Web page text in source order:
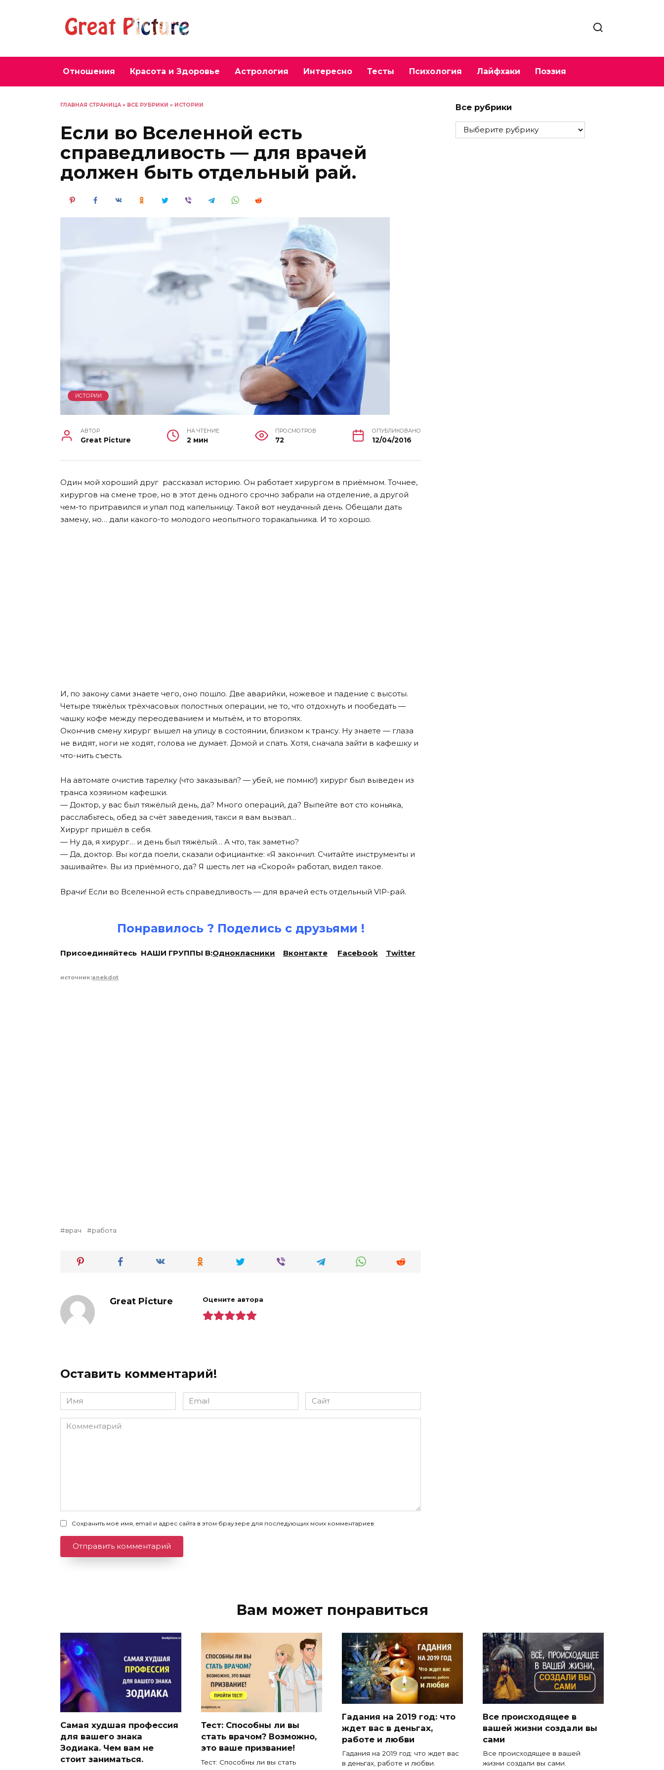
Отношения Красота и Здоровье Астрология Интересно Тесты Психология Лайфхаки Поэзия
ГЛАВНАЯ СТРАНИЦА » ВСЕ РУБРИКИ » ИСТОРИИ
Если во Вселенной есть
справедливость — для врачей
должен быть отдельный рай.
ИСТОРИИ
АВТОР
Great Picture
НА ЧТЕНИЕ
2 мин
ПРОСМОТРОВ
72
ОПУБЛИКОВАНО
12/04/2016
Один мой хороший друг рассказал историю. Он работает хирургом в приёмном. Точнее,
хирургов на смене трое, но в этот день одного срочно забрали на отделение, а другой
чем-то притравился и упал под капельницу. Такой вот неудачный день. Обещали дать
замену, но… дали какого-то молодого неопытного торакальника. И то хорошо.
И, по закону сами знаете чего, оно пошло. Две аварийки, ножевое и падение с высоты.
Четыре тяжёлых трёхчасовых полостных операции, не то, что отдохнуть и пообедать —
чашку кофе между переодеванием и мытьём, и то второпях.
Окончив смену хирург вышел на улицу в состоянии, близком к трансу. Ну знаете — глаза
не видят, ноги не ходят, голова не думает. Домой и спать. Хотя, сначала зайти в кафешку и
что-нить съесть.
На автомате очистив тарелку (что заказывал? — убей, не помню!) хирург был выведен из
транса хозяином кафешки.
— Доктор, у вас был тяжёлый день, да? Много операций, да? Выпейте вот сто коньяка,
расслабьтесь, обед за счёт заведения, такси я вам вызвал…
Хирург пришёл в себя.
— Ну да, я хирург… и день был тяжёлый… А что, так заметно?
— Да, доктор. Вы когда поели, сказали официантке: «Я закончил. Считайте инструменты и
зашивайте». Вы из приёмного, да? Я шесть лет на «Скорой» работал, видел такое.
Врачи! Если во Вселенной есть справедливость — для врачей есть отдельный VIP-рай.
Понравилось ? Поделись с друзьями !
Присоединяйтесь НАШИ ГРУППЫ В:Однокласники Вконтакте Facebook Twitter
источник:anekdot
врач работа
Great Picture Оцените автора
Оставить комментарий!
Имя
*
Email
*
Сайт
Комментарий
Сохранить моё имя, email и адрес сайта в этом браузере для последующих моих комментариев.
Все рубрики
Все
рубрики
Вам может понравиться
Самая худшая профессия
для вашего знака
Зодиака. Чем вам не
стоит заниматься.
Тест: Способны ли вы
стать врачом? Возможно,
это ваше призвание!
Тест: Способны ли вы стать
Гадания на 2019 год: что
ждет вас в деньгах,
работе и любви
Гадания на 2019 год: что ждет вас
в деньгах, работе и любви.
Все происходящее в
вашей жизни создали вы
сами
Все происходящее в вашей
жизни создали вы сами.